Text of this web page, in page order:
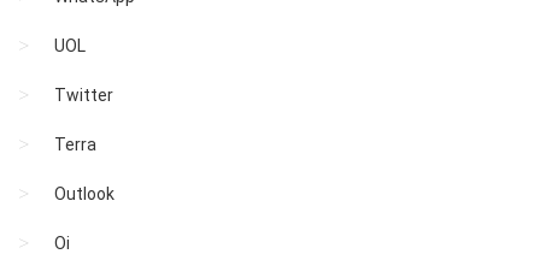
UOL
Twitter
Terra
Outlook
Oi